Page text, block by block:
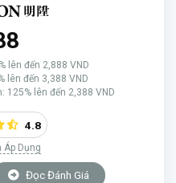
lên đến 2,888 VND
lên đến 3,388 VND
125% lên đến 2,388 VND
4.8
Áp Dụng
Đọc Đánh Giá